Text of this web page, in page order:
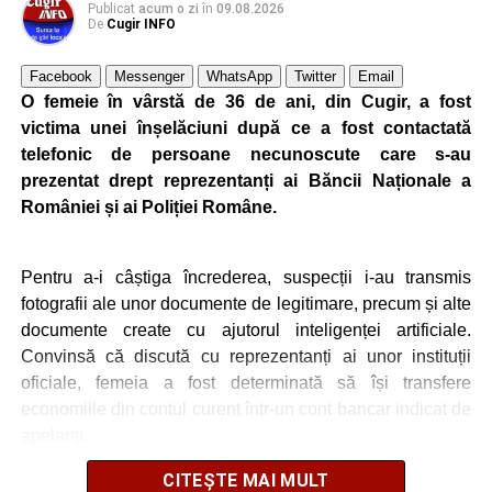
jandarmii au constatat că ursoaica și cei doi pui nu mai
erau prezenți în zonă. Pentru a preveni reîntoarcerea
acestora, jandarmii au folosit semnalele acustice și
luminoase ale autospecialei, în scop de descurajare și
alungare. Intervenția s-a desfășurat în condiții de
siguranță, fără ca populația, echipajul sau animalele
sălbatice să fie puse în pericol”,a mai transmis IJJ Alba.
Adaugă cugirinfo.ro ca sursă
preferată pe Google
Ultimele știri din Cugir
vacante
Publicat acum o zi în 09.08.2026
De Cugir INFO
Facebook Messenger WhatsApp Twitter Email
O femeie în vârstă de 36 de ani, din Cugir, a fost
victima unei înșelăciuni după ce a fost contactată
telefonic de persoane necunoscute care s-au
prezentat drept reprezentanți ai Băncii Naționale a
României și ai Poliției Române.
Pentru a-i câștiga încrederea, suspecții i-au transmis
fotografii ale unor documente de legitimare, precum și alte
documente create cu ajutorul inteligenței artificiale.
Convinsă că discută cu reprezentanți ai unor instituții
oficiale, femeia a fost determinată să își transfere
economiile din contul curent într-un cont bancar indicat de
La scurt timp după efectuarea transferului, femeia și-a dat
CITEȘTE MAI MULT